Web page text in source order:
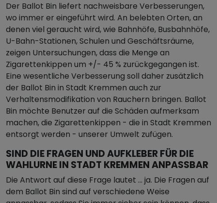
Der Ballot Bin liefert nachweisbare Verbesserungen,
wo immer er eingeführt wird. An belebten Orten, an
denen viel geraucht wird, wie Bahnhöfe, Busbahnhöfe,
U-Bahn-Stationen, Schulen und Geschäftsräume,
zeigen Untersuchungen, dass die Menge an
Zigarettenkippen um +/- 45 % zurückgegangen ist.
Eine wesentliche Verbesserung soll daher zusätzlich
der Ballot Bin in Stadt Kremmen auch zur
Verhaltensmodifikation von Rauchern bringen. Ballot
Bin möchte Benutzer auf die Schäden aufmerksam
machen, die Zigarettenkippen - die in Stadt Kremmen
entsorgt werden - unserer Umwelt zufügen.
SIND DIE FRAGEN UND AUFKLEBER FÜR DIE
WAHLURNE IN STADT KREMMEN ANPASSBAR
Die Antwort auf diese Frage lautet … ja. Die Fragen auf
dem Ballot Bin sind auf verschiedene Weise